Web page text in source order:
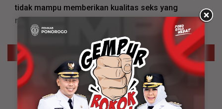
tidak mampu memberikan kualitas seks yang
memuaskan
ADVERTORIAL